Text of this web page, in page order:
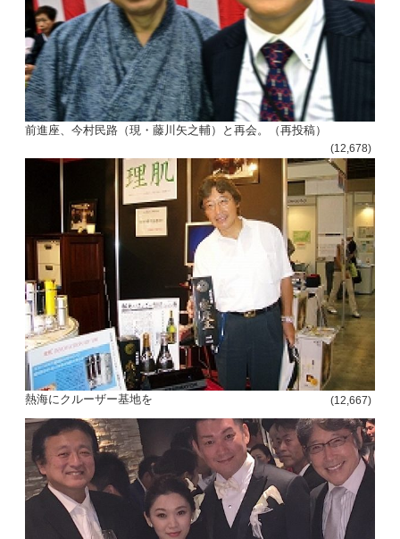
前進座、今村民路（現・藤川矢之輔）と再会。（再投稿）
(12,678)
熱海にクルーザー基地を (12,667)